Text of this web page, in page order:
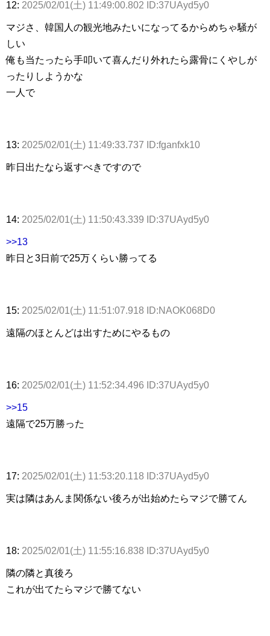
12: 2025/02/01(土) 11:49:00.802 ID:37UAyd5y0
マジさ、韓国人の観光地みたいになってるからめちゃ騒が
しい
俺も当たったら手叩いて喜んだり外れたら露骨にくやしが
ったりしようかな
一人で
13: 2025/02/01(土) 11:49:33.737 ID:fganfxk10
昨日出たなら返すべきですので
14: 2025/02/01(土) 11:50:43.339 ID:37UAyd5y0
>>13
昨日と3日前で25万くらい勝ってる
15: 2025/02/01(土) 11:51:07.918 ID:NAOK068D0
遠隔のほとんどは出すためにやるもの
16: 2025/02/01(土) 11:52:34.496 ID:37UAyd5y0
>>15
遠隔で25万勝った
17: 2025/02/01(土) 11:53:20.118 ID:37UAyd5y0
実は隣はあんま関係ない後ろが出始めたらマジで勝てん
18: 2025/02/01(土) 11:55:16.838 ID:37UAyd5y0
隣の隣と真後ろ
これが出てたらマジで勝てない